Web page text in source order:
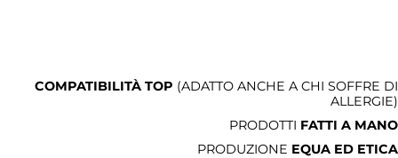
COMPATIBILITÀ TOP (ADATTO ANCHE A CHI SOFFRE DI
ALLERGIE)
PRODOTTI FATTI A MANO
PRODUZIONE EQUA ED ETICA